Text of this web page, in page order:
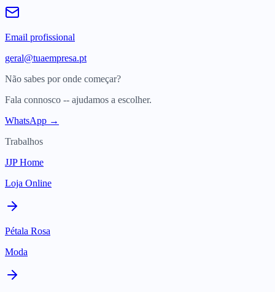
Email profissional
geral@tuaempresa.pt
Não sabes por onde começar?
Fala connosco -- ajudamos a escolher.
WhatsApp →
Trabalhos
JJP Home
Loja Online
Pétala Rosa
Moda